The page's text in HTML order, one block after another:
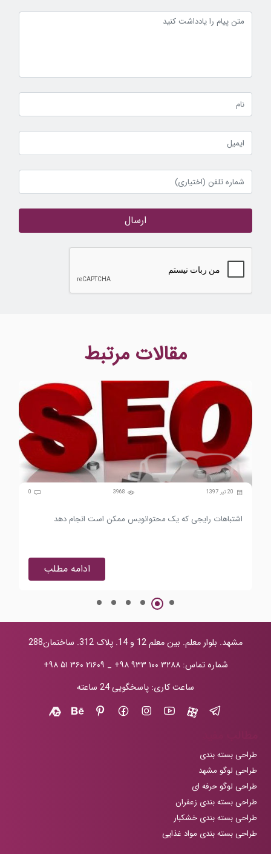
ارسال
مقالات مرتبط
20 تیر 1397 3968
0
اشتباهات رایجی که یک محتوانویس ممکن است انجام دهد
ادامه مطلب
مشهد. بلوار معلم. بین معلم 12 و 14. پلاک 312. ساختمان288
شماره تماس:+۹۸ ۹۳۳ ۱۰۰ ۳۲۸۸ _ +۹۸ ۵۱ ۳۶۰ ۲۱۶۰۹
ساعت کاری: پاسخگویی 24 ساعته
طراحی بسته بندی
طراحی لوگو مشهد
طراحی لوگو حرفه ای
طراحی بسته بندی زعفران
طراحی بسته بندی خشکبار
طراحی بسته بندی مواد غذایی